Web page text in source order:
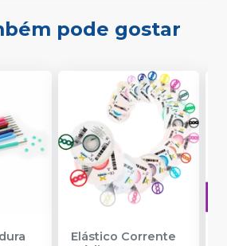
pode gostar
Elástico Corrente